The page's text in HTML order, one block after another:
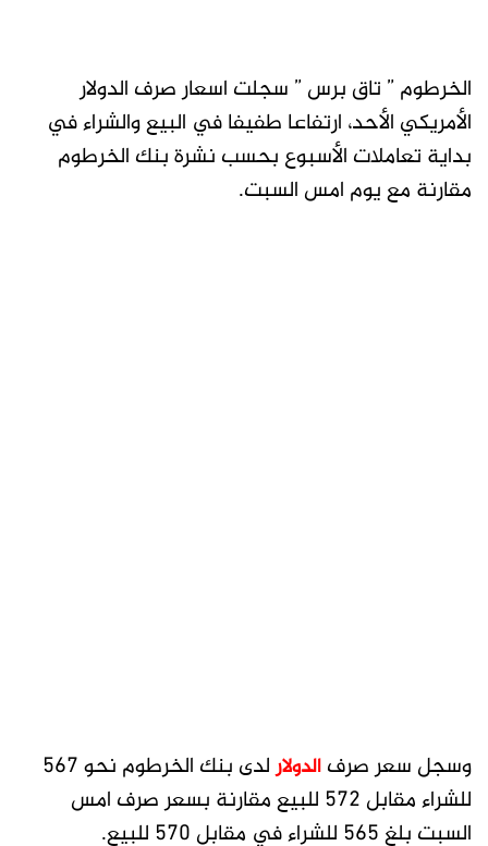
الخرطوم ” تاق برس ” سجلت اسعار صرف الدولار
الأمريكي الأحد، ارتفاعا طفيفا في البيع والشراء في
بداية تعاملات الأسبوع بحسب نشرة بنك الخرطوم
مقارنة مع يوم امس السبت.
وسجل سعر صرف الدولار
لدى بنك الخرطوم نحو 567
للشراء مقابل 572 للبيع مقارنة بسعر صرف امس
السبت بلغ 565 للشراء في مقابل 570 للبيع.